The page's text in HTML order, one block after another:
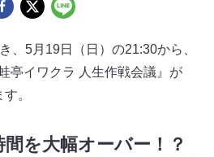
、5月19日（日）の21:30から、
亭イワクラ 人生作戦会議』が
。
を大幅オーバー！？